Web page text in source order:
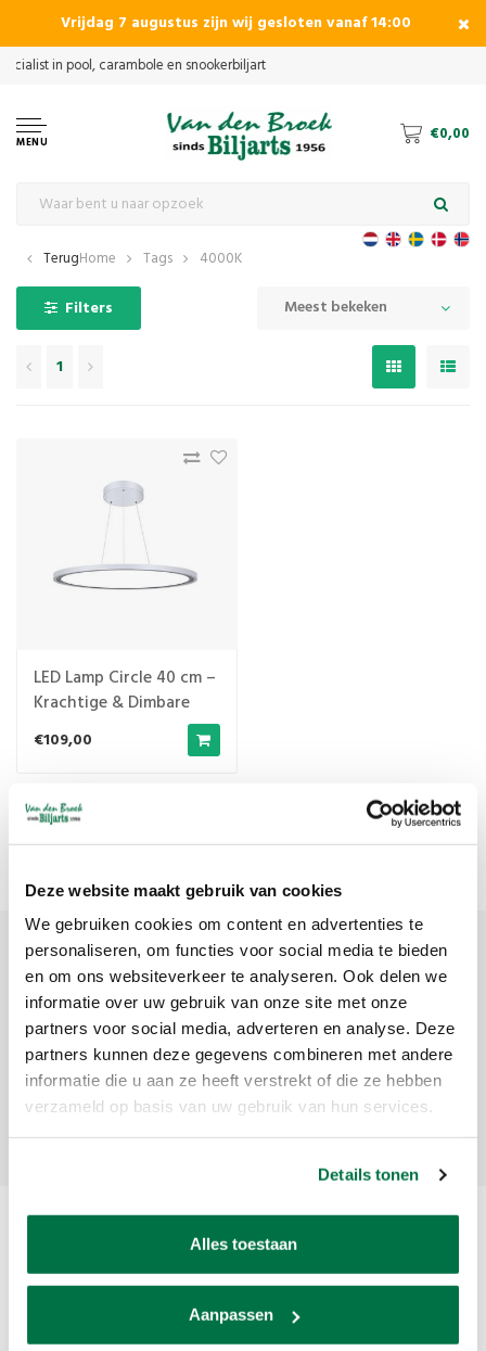
Deze website maakt gebruik van cookies
We gebruiken cookies om content en advertenties te
personaliseren, om functies voor social media te bieden
en om ons websiteverkeer te analyseren. Ook delen we
informatie over uw gebruik van onze site met onze
partners voor social media, adverteren en analyse. Deze
partners kunnen deze gegevens combineren met andere
informatie die u aan ze heeft verstrekt of die ze hebben
verzameld op basis van uw gebruik van hun services.
Details tonen
Alles toestaan
Aanpassen
Vrijdag 7 augustus zijn wij gesloten vanaf 14:00
MENU €0,00
TerugHome Tags 4000K
Filters Meest bekeken
1
LED Lamp Circle 40 cm –
Krachtige & Dimbare
Biljartverlichting
€109,00
Meest bekeken 1
Meld je aan voor onze nieuwsbrief
Ontvang de laatste updates, nieuws en aanbiedingen via email
Abonneer